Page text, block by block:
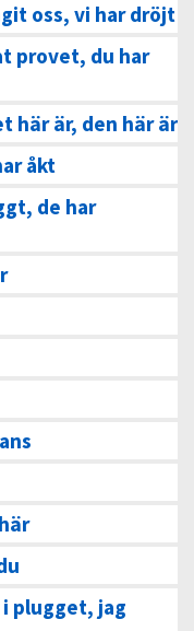
oss, vi har dröjt
provet, du har
här är, den här är
åkt
de har
plugget, jag